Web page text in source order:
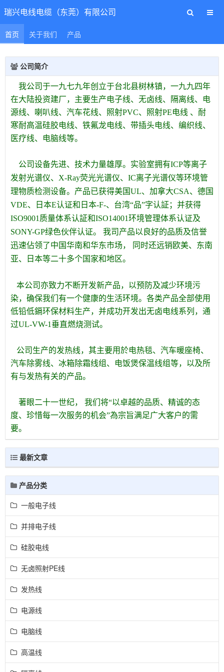
瑞兴电线电缆（东莞）有限公司
首页 关于我们 产品
公司简介
我公司于一九七九年创立于台北县树林镇，一九九四年
在大陆投资建厂，主要生产电子线、无卤线、隔离线、电
源线、喇叭线、汽车花线、照射PVC、照射PE电线 、耐
寒耐高温硅胶电线、铁氟龙电线、带插头电线、编织线、
医疗线、电脑线等。
公司设备先进、技术力量雄厚。实验室拥有ICP等离子
发射光谱仪、X-Ray荧光光谱仪、IC离子光谱仪等环境管
理物质检测设备。产品已获得美国UL、加拿大CSA、德国
VDE、日本E认证和日本-F-、台湾“品”字认証；并获得
ISO9001质量体系认証和ISO14001环境管理体系认证及
SONY-GP绿色伙伴认证。 我司产品以良好的品质及信誉
迅速佔领了中国华南和华东市场， 同时还远销欧美、东南
亚、日本等二十多个国家和地区。
本公司亦致力不断开发新产品，以预防及减少环境污
染，确保我们有一个健康的生活环境。各类产品全部使用
低铅低鎘环保材料生产，并成功开发出无卤电线系列，通
过UL-VW-1垂直燃烧测试。
公司生产的发热线，其主要用於电热毯、汽车暖座椅、
汽车除雾线、冰箱除霜线组、电饭煲保温线组等，以及所
有与发热有关的产品。
著眼二十一世纪， 我们将“以卓越的品质、精诚的态
度、珍惜每一次服务的机会”為宗旨满足广大客户的需
要。
最新文章
产品分类
一般电子线
并排电子线
硅胶电线
无卤照射PE线
发热线
电源线
电脑线
高温线